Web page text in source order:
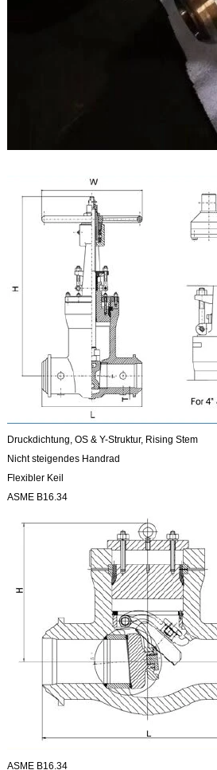
Druckdichtung, OS & Y-Struktur, Rising Stem
Nicht steigendes Handrad
Flexibler Keil
ASME B16.34
ASME B16.34